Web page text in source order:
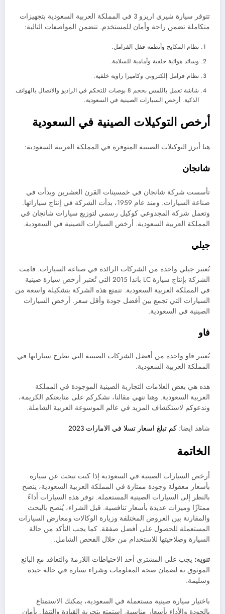
تتوفر سيارة شيري اريزو 3 في المملكة العربية السعودية بتجهيزات
متكاملة تضمن راحة وأمان للمستخدم. تتضمن المواصفات التالية:
نظام المكابح وأنظمة قفل الفرامل.
وسائد هوائية خلفية وأمامية للسلامة.
نظام فرامل إلكتروني وكاميرا زاوية خلفية.
شاشة تعمل باللمس بحجم 8 بوصات للتحكم في الراديو والاتصال بالهواتف
الذكية. أرخص السيارات الصينية في السعودية.
أرخص التوكيلات الصينية في السعودية
هنا أبرز التوكيلات الصينية المتوفرة في المملكة العربية السعودية:
شانجان
تأسست شركة شانجان في خمسينات القرن العشرين وبدأت في
صناعة السيارات. ومنذ عام 1959، بدأت الشركة في إنتاج سياراتها.
وتعمل شركة المجدوعي كوكيل رسمي لتوزيع سيارات شانجان في
المملكة العربية السعودية. أرخص السيارات الصينية في السعودية.
جيلي
تُعتبر جيلي واحدة من الشركات الرائدة في صناعة السيارات. قامت
الشركة بإنتاج سيارة LC باندا 2015 التي تُعتبر أرخص سيارة صينية
في المملكة العربية السعودية. تتمتع هذه الشركة بتشكيلة واسعة من
السيارات التي تجمع بين أفضل جودة وأقل سعر. أرخص السيارات
الصينية في السعودية.
فاو
تُعتبر فاو واحدة من أفضل الشركات الصينية التي تطرح سياراتها في
المملكة العربية السعودية.
هذه هي بعض العلامات التجارية الصينية الموجودة في المملكة
العربية السعودية. وهنا ننهي مقالنا، نشكركم على متابعتكم الكريمة،
وندعوكم لاستكشاف المزيد في عالم الموسوعة العربية الشاملة.
شاهد ايضا: كم تبلغ اسعار تسلا في الامارات 2023
الخاتمة
أرخص السيارات الصينية في السعودية إذا كنت تبحث عن سيارة
بأسعار معقولة وجودة ممتازة في المملكة العربية السعودية، ينصح
بالنظر إلى السيارات الصينية المستعملة. توفر هذه السيارات أداءً
ممتازًا وميزات عديدة بأسعار تنافسية. قبل الشراء، يُنصح بالبحث
والمقارنة بين العروض المختلفة وزيارة الوكالات ومعارض السيارات
المستعملة للحصول على أفضل صفقة. كما يجب التأكد من حالة
السيارة وصلاحيتها للاستخدام من خلال الفحص الشامل.
تنويه: يجب على المشتري أخذ الاحتياطات اللازمة والتعاقد مع البائع
الموثوق به لضمان صحة المعلومات وشراء سيارة في حالة جيدة
وسليمة.
باختيار سيارة صينية مستعملة في السعودية، يمكنك الاستمتاع
بالجودة والأداء بأسعار مناسبة. استمتع بتجربة القيادة والتنقل بأمان